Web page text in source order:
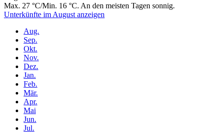
Max. 27 °C/Min. 16 °C. An den meisten Tagen sonnig.
Unterkünfte im August anzeigen
Aug.
Sep.
Okt.
Nov.
Dez.
Jan.
Feb.
Mär.
Apr.
Mai
Jun.
Jul.